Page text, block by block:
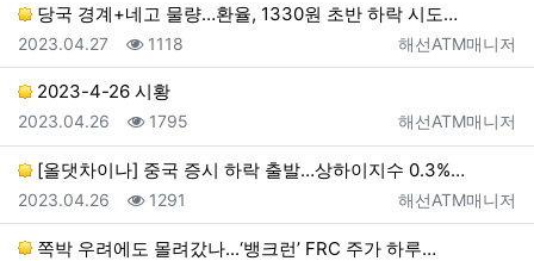
당국 경계+네고 물량…환율, 1330원 초반 하락 시도…
등록자
해선ATM매니저
등록일
2023.04.27 조회
1118
2023-4-26 시황
등록자
해선ATM매니저
등록일
2023.04.26 조회
1795
[올댓차이나] 중국 증시 하락 출발…상하이지수 0.3%…
등록자
해선ATM매니저
등록일
2023.04.26 조회
1291
쪽박 우려에도 몰려갔나...‘뱅크런’ FRC 주가 하루…